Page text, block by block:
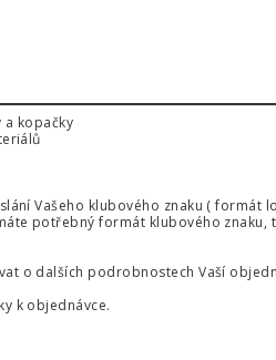
kopačky
Vašeho klubového znaku ( formát
potřebný formát klubového
o dalších podrobnostech Vaší
k objednávce.